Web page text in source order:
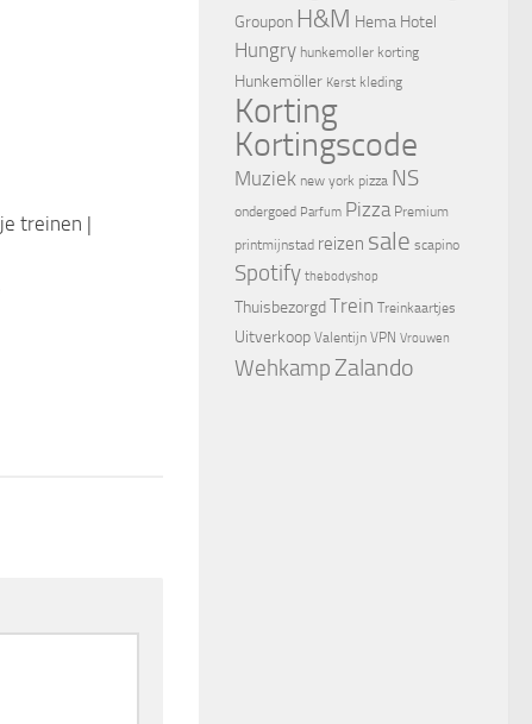
treinen |
Groupon H&M Hema Hotel
Hungry hunkemoller korting
Hunkemöller Kerst kleding
Korting
Kortingscode
Muziek new york pizza NS
ondergoed Parfum Pizza Premium
printmijnstad reizen sale scapino
Spotify thebodyshop
ThuisbezorgdTrein Treinkaartjes
Uitverkoop Valentijn VPN Vrouwen
Wehkamp Zalando